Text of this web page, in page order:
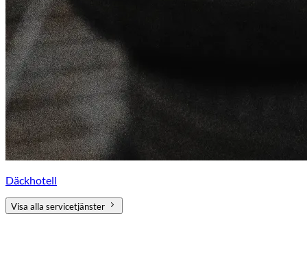
Däckhotell
Visa alla servicetjänster